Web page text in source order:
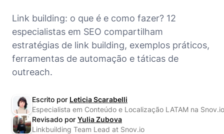
Link building: o que é e como fazer? 12
especialistas em SEO compartilham
estratégias de link building, exemplos práticos,
ferramentas de automação e táticas de
outreach.
Escrito por Leticia Scarabelli
Especialista em Conteúdo e Localização LATAM na Snov.io
Revisado por Yulia Zubova
Linkbuilding Team Lead at Snov.io